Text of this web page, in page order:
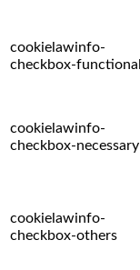
cookielawinfo-
checkbox-functional
cookielawinfo-
checkbox-necessary
cookielawinfo-
checkbox-others